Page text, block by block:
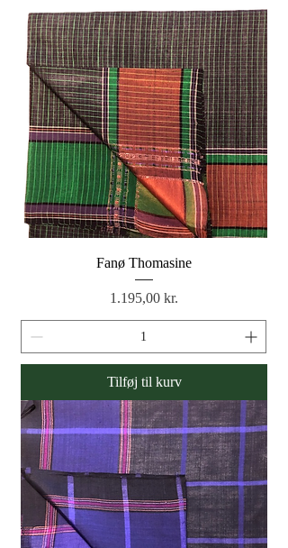
Fanø Thomasine
Pris
1.195,00 kr.
Tilføj til kurv